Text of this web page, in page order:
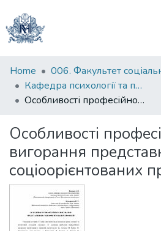
Communities
&
Collections
Statistics
Home
Кафедра психології та педагогіки
Особливості професійного вигорання представників соціоорієнтованих професій
Особливості
вигорання
соціоорієнтованих